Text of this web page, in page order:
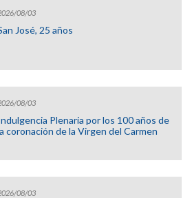
08/03
José, 25 años
08/03
Plenaria por los 100 años de
coronación de la Virgen del Carmen
08/03